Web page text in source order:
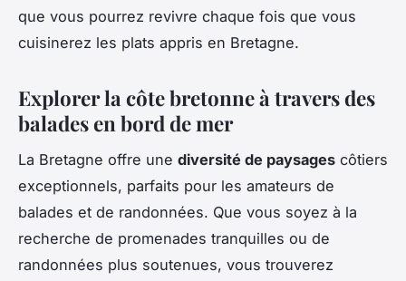
que vous pourrez revivre chaque fois que vous
cuisinerez les plats appris en Bretagne.
Explorer la côte bretonne à travers des
balades en bord de mer
La Bretagne offre une diversité de paysages côtiers
exceptionnels, parfaits pour les amateurs de
balades et de randonnées. Que vous soyez à la
recherche de promenades tranquilles ou de
randonnées plus soutenues, vous trouverez